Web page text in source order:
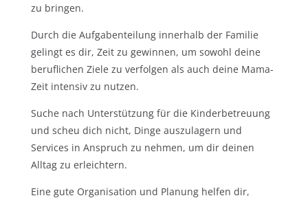
zu bringen.
Durch die Aufgabenteilung innerhalb der Familie
gelingt es dir, Zeit zu gewinnen, um sowohl deine
beruflichen Ziele zu verfolgen als auch deine Mama-
Zeit intensiv zu nutzen.
Suche nach Unterstützung für die Kinderbetreuung
und scheu dich nicht, Dinge auszulagern und
Services in Anspruch zu nehmen, um dir deinen
Alltag zu erleichtern.
Eine gute Organisation und Planung helfen dir,